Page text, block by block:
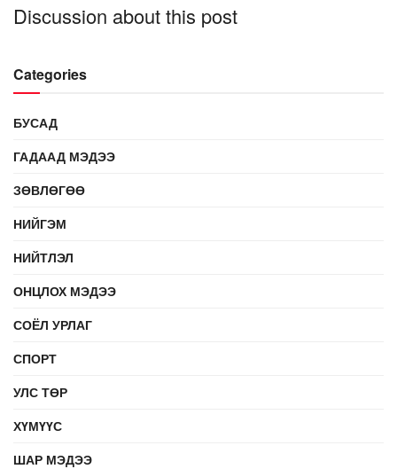
Discussion about this post
Categories
БУСАД
ГАДААД МЭДЭЭ
ЗӨВЛӨГӨӨ
НИЙГЭМ
НИЙТЛЭЛ
ОНЦЛОХ МЭДЭЭ
СОЁЛ УРЛАГ
СПОРТ
УЛС ТӨР
ХҮМҮҮС
ШАР МЭДЭЭ